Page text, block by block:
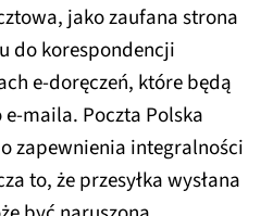
jako zaufana strona
do korespondencji
e-doręczeń, które będą
e-maila. Poczta Polska
zapewnienia integralności
to, że przesyłka wysłana